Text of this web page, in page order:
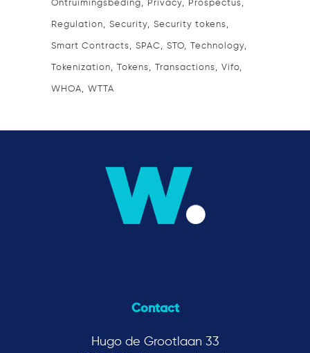
Ontruimingsbeding Privacy Prospectus
Regulation Security Security tokens
Smart Contracts SPAC STO Technology
Tokenization Tokens Transactions Vifo
WHOA WTTA
Contact
Hugo de Grootlaan 33